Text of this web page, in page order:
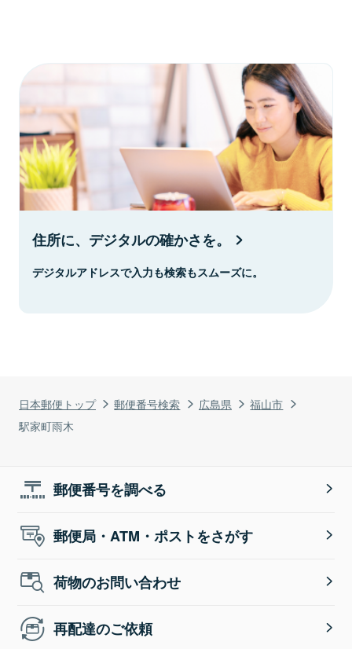
日本郵便トップ 郵便番号検索 広島県
福山市
駅家町雨木
住所に、デジタルの確かさを。
デジタルアドレスで入力も検索もスムーズに。
郵便番号を調べる
郵便局・ATM・ポストをさがす
荷物のお問い合わせ
再配達のご依頼